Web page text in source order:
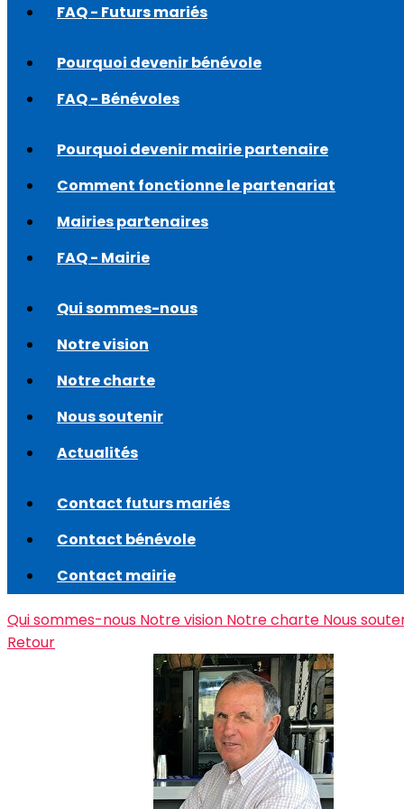
FAQ - Futurs mariés
Pourquoi devenir bénévole
FAQ - Bénévoles
Pourquoi devenir mairie partenaire
Comment fonctionne le partenariat
Mairies partenaires
FAQ - Mairie
Qui sommes-nous
Notre vision
Notre charte
Nous soutenir
Actualités
Contact futurs mariés
Contact bénévole
Contact mairie
Qui sommes-nous Notre vision Notre charte Nous
Retour